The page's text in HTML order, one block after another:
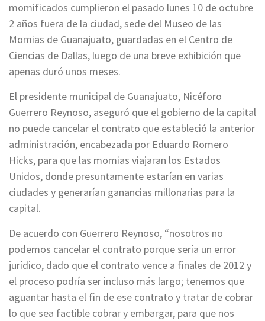
momificados cumplieron el pasado lunes 10 de octubre
2 años fuera de la ciudad, sede del Museo de las
Momias de Guanajuato, guardadas en el Centro de
Ciencias de Dallas, luego de una breve exhibición que
apenas duró unos meses.
El presidente municipal de Guanajuato, Nicéforo
Guerrero Reynoso, aseguró que el gobierno de la capital
no puede cancelar el contrato que estableció la anterior
administración, encabezada por Eduardo Romero
Hicks, para que las momias viajaran los Estados
Unidos, donde presuntamente estarían en varias
ciudades y generarían ganancias millonarias para la
capital.
De acuerdo con Guerrero Reynoso, “nosotros no
podemos cancelar el contrato porque sería un error
jurídico, dado que el contrato vence a finales de 2012 y
el proceso podría ser incluso más largo; tenemos que
aguantar hasta el fin de ese contrato y tratar de cobrar
lo que sea factible cobrar y embargar, para que nos